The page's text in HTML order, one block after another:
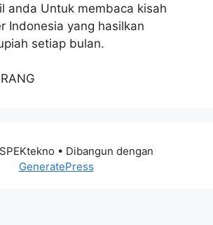
anda Untuk membaca kisah
Indonesia yang hasilkan
setiap bulan.
• Dibangun dengan
GeneratePress